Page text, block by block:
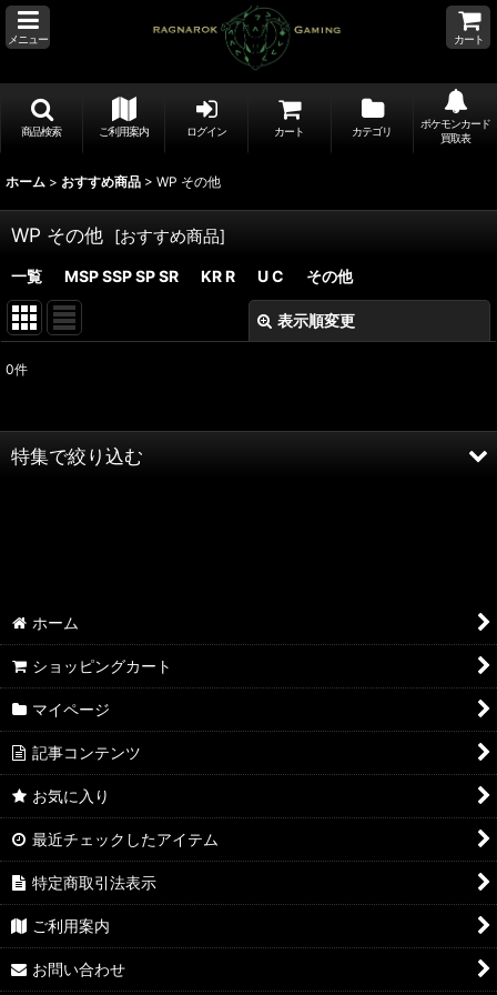
メニュー カート
商品検索 ご利用案内 ログイン カート カテゴリ
ポケモンカード
買取表
ホーム > おすすめ商品 > WP その他
WP その他 [おすすめ商品]
一覧 MSP SSP SP SR KR R U C その他
表示順変更
並び順 :
0件
特集で絞り込む
AQP2.0 U/C
AQP2.0 その他
YUZ3.0 SSP/SP/SR
YUZ3.0 KR/R
YUZ3.0 U/C
YUZ3.0 その他
NEX3.0 SSP/SP/SR
NEX3.0 KR/R
ホーム
ショッピングカート
マイページ
記事コンテンツ
お気に入り
最近チェックしたアイテム
特定商取引法表示
ご利用案内
お問い合わせ